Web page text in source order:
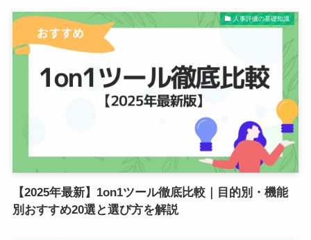
人事評価の基礎知識
【2025年最新】1on1ツール徹底比較｜目的別・機能
別おすすめ20選と選び方を解説